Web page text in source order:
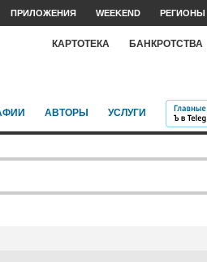
ПРИЛОЖЕНИЯ WEEKEND РЕГИОНЫ
КАРТОТЕКА БАНКРОТСТВА
АВТОРЫ УСЛУГИ